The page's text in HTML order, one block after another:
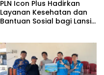
PLN Icon Plus Hadirkan
Layanan Kesehatan dan
Bantuan Sosial bagi Lansia